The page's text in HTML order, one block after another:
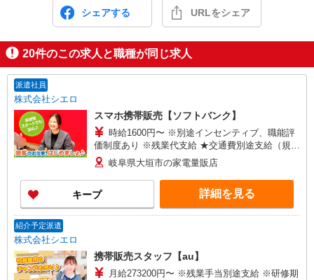
シェアする URLをシェア
20件のこの求人と職種が同じ求人
派遣社員
株式会社シエロ
スマホ携帯販売【ソフトバンク】
時給1600円〜 ※別途インセンティブ、職能評
価制度あり ※残業代支給 ★交通費別途支給（規定
あり） ゜+゜・。○。・゜+゜・。○。・゜+゜ 入
社祝い金10万円支給(規定有) お友達を紹介頂くと,
インセンティブ支給(規定有) ★月2回払い・週払い
可能（規程有）★ ゜・。○。・゜+゜・。○。・゜
+゜
岐阜県大垣市の家電量販店
キープ 詳細を見る
紹介予定派遣
株式会社シエロ
携帯販売スタッフ【au】
月給273200円〜 ※残業手当別途支給 ※研修期